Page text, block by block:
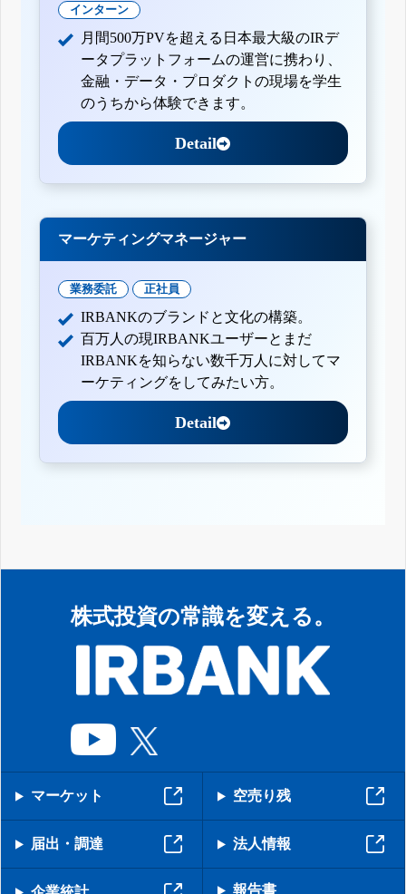
インターン
月間500万PVを超える日本最大級のIRデ
ータプラットフォームの運営に携わり、
金融・データ・プロダクトの現場を学生
のうちから体験できます。
Detail
マーケティングマネージャー
業務委託 正社員
IRBANKのブランドと文化の構築。
百万人の現IRBANKユーザーとまだ
IRBANKを知らない数千万人に対してマ
ーケティングをしてみたい方。
Detail
株式投資の常識を変える。
マーケット 空売り残
届出・調達 法人情報
報告書